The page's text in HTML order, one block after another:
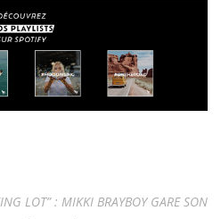
LOT” : MIKKI BRAYBOY GARE SON